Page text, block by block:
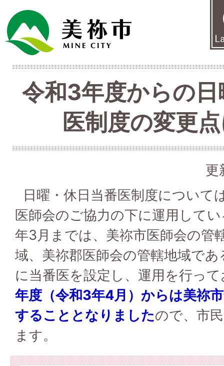
令和3年度からの
医制度の変更
更
日曜・休日当番医制度について
医師会のご協力の下に運用して
年3月までは、美祢市医師会の管
域、美祢郡医師会の管轄地域で
に当番医を設定し、運用を行っ
年度（令和3年4月）からは美祢
することとなりましたので、市
ます。